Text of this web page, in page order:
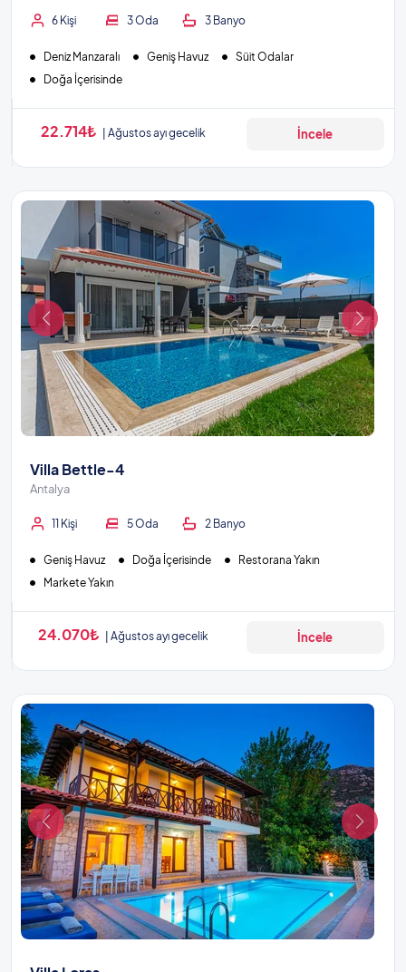
6 Kişi 3 Oda 3 Banyo
Deniz Manzaralı Geniş Havuz
Süit Odalar
Doğa İçerisinde
22.714₺ Ağustos ayı gecelik İncele
Villa Bettle-4
Antalya
11 Kişi 5 Oda 2 Banyo
Geniş Havuz Doğa İçerisinde
Restorana Yakın
Markete Yakın
24.070₺ Ağustos ayı gecelik İncele